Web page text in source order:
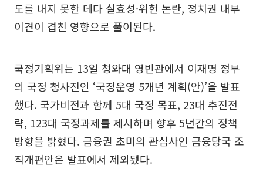
도를 내지 못한 데다 실효성·위헌 논란, 정치권 내부
이견이 겹친 영향으로 풀이된다.
국정기획위는 13일 청와대 영빈관에서 이재명 정부
의 국정 청사진인 ‘국정운영 5개년 계획(안)’을 발표
했다. 국가비전과 함께 5대 국정 목표, 23대 추진전
략, 123대 국정과제를 제시하며 향후 5년간의 정책
방향을 밝혔다. 금융권 초미의 관심사인 금융당국 조
직개편안은 발표에서 제외됐다.